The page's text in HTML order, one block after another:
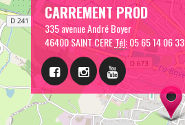
CARREMENT PROD
335 avenue André Boyer
46400 SAINT CERETél:05 65 14 06 33